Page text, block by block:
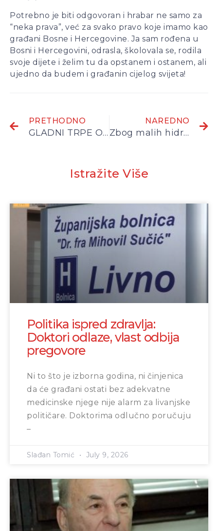
Potrebno je biti odgovoran i hrabar ne samo za
“neka prava”, već za svako pravo koje imamo kao
građani Bosne i Hercegovine. Ja sam rođena u
Bosni i Hercegovini, odrasla, školovala se, rodila
svoje dijete i želim tu da opstanem i ostanem, ali
ujedno da budem i građanin cijelog svijeta!
PRETHODNO
GLADNI TRPE ONO ŠTO MORAJU
NAREDNO
Zbog malih hidroelektrana država godišnje gubi 10 miliona KM
Istražite Više
Politika ispred zdravlja:
Doktori odlaze, vlast odbija
pregovore
Ni to što je izborna godina, ni činjenica
da će građani ostati bez adekvatne
medicinske njege nije alarm za livanjske
političare. Doktorima odlučno poručuju
–
Slađan Tomić July 9, 2026